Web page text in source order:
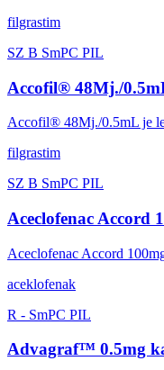
filgrastim
SZ B SmPC PIL
Accofil® 48Mj./
Accofil® 48Mj./0.5mL je
filgrastim
SZ B SmPC PIL
Aceclofenac Accord
Aceclofenac Accord
aceklofenak
R - SmPC PIL
Advagraf™ 0.5mg